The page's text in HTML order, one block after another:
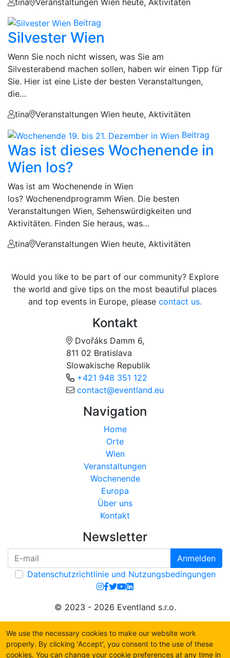
Beitrag
Silvester Wien
Wenn Sie noch nicht wissen, was Sie am
Silvesterabend machen sollen, haben wir einen Tipp für
Sie. Hier ist eine Liste der besten Veranstaltungen,
die…
tina
Veranstaltungen Wien heute, Aktivitäten
Beitrag
Was ist dieses Wochenende in
Wien los?
Was ist am Wochenende in Wien
los? Wochenendprogramm Wien. Die besten
Veranstaltungen Wien, Sehenswürdigkeiten und
Aktivitäten. Finden Sie heraus, was…
tina
Veranstaltungen Wien heute, Aktivitäten
Would you like to be part of our community? Explore
the world and give tips on the most beautiful places
and top events in Europe, please contact us.
Kontakt
Dvořáks Damm 6,
811 02 Bratislava
Slowakische Republik
+421 948 351 122
contact@eventland.eu
Navigation
Home
Orte
Wien
Veranstaltungen
Wochenende
Europa
Über uns
Kontakt
Newsletter
Anmelden
Datenschutzrichtlinie und Nutzungsbedingungen
© 2023 - 2026 Eventland s.r.o.
We use the necessary cookies to make our website work
properly. By clicking 'Accept', you consent to the use of these
cookies. You can change your cookie preferences at any time in